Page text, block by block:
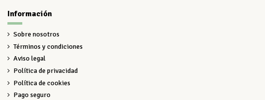
Información
Sobre nosotros
Términos y condiciones
Aviso legal
Política de privacidad
Política de cookies
Pago seguro